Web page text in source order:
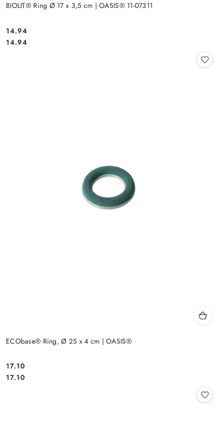
BIOLIT® Ring Ø 17 x 3,5 cm | OASIS® 11-07311
Cena:
14.94
Cena:
14.94
ECObase® Ring, Ø 25 x 4 cm | OASIS®
Cena:
17.10
Cena:
17.10